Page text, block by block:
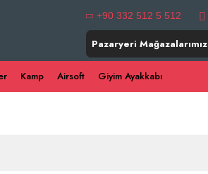
+90 332 512 5 512
Pazaryeri Mağazalarımız
Kamp Airsoft Giyim Ayakkabı